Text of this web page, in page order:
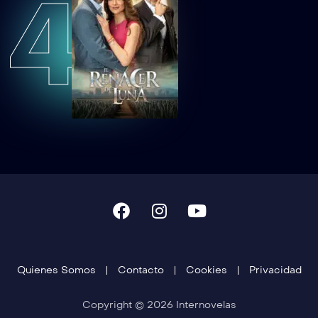
4
Quienes Somos Contacto Cookies Privacidad
Copyright © 2026 Internovelas